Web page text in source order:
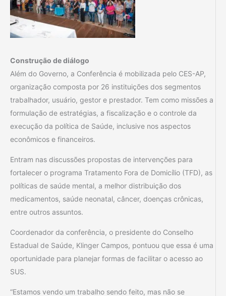
Construção de diálogo
Além do Governo, a Conferência é mobilizada pelo CES-AP,
organização composta por 26 instituições dos segmentos
trabalhador, usuário, gestor e prestador. Tem como missões a
formulação de estratégias, a fiscalização e o controle da
execução da política de Saúde, inclusive nos aspectos
econômicos e financeiros.
Entram nas discussões propostas de intervenções para
fortalecer o programa Tratamento Fora de Domicílio (TFD), as
políticas de saúde mental, a melhor distribuição dos
medicamentos, saúde neonatal, câncer, doenças crônicas,
entre outros assuntos.
Coordenador da conferência, o presidente do Conselho
Estadual de Saúde, Klinger Campos, pontuou que essa é uma
oportunidade para planejar formas de facilitar o acesso ao
SUS.
“Estamos vendo um trabalho sendo feito, mas não se